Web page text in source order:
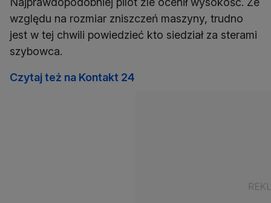
względu na rozmiar zniszczeń maszyny, trudno
jest w tej chwili powiedzieć kto siedział za sterami
szybowca.
Czytaj też na Kontakt 24